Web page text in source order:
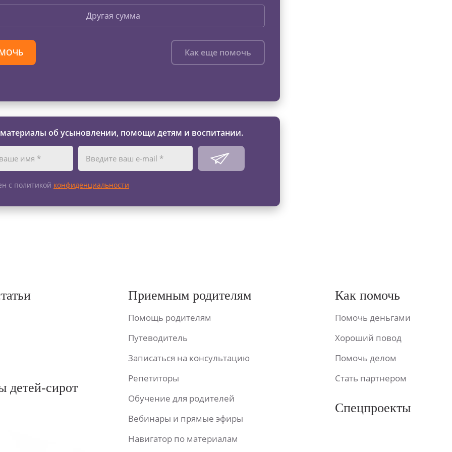
Другая сумма
Как еще помочь
об усыновлении, помощи детям и воспитании.
с политикой конфиденциальности
детей-сирот
Приемным родителям
Помощь родителям
Путеводитель
Записаться на консультацию
Репетиторы
Обучение для родителей
Вебинары и прямые эфиры
Навигатор по материалам
Как помочь
Помочь деньгами
Хороший повод
Помочь делом
Стать партнером
Спецпроекты